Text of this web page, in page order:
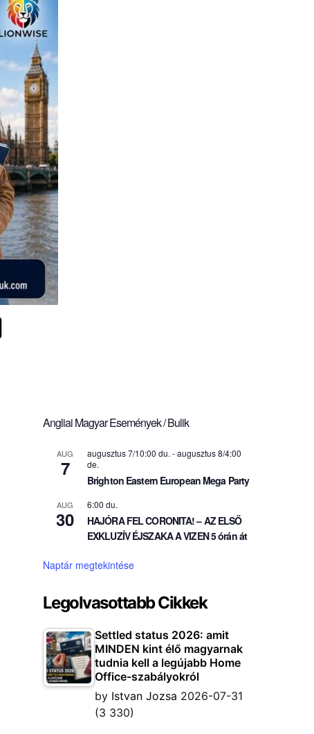
Angliai Magyar Események / Bulik
AUG
7
augusztus 7/10:00 du. -augusztus 8/4:00
de.
Brighton Eastern European Mega Party
AUG
30
6:00 du.
HAJÓRA FEL CORONITA! – AZ ELSŐ
EXKLUZÍV ÉJSZAKA A VIZEN 5 órán át
Naptár megtekintése
Legolvasottabb Cikkek
Settled status 2026: amit
MINDEN kint élő magyarnak
tudnia kell a legújabb Home
Office-szabályokról
by Istvan Jozsa 2026-07-31
(3 330)